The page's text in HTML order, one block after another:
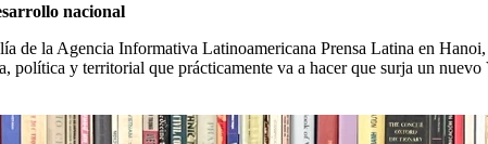
nacional
de la Agencia Informativa Latinoamericana Prensa Latina en
política y territorial que prácticamente va a hacer que surja un